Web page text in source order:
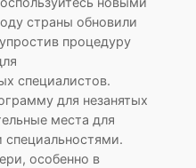
страны обновили
процедуру
специалистов.
для незанятых
места для
специальностями.
особенно в